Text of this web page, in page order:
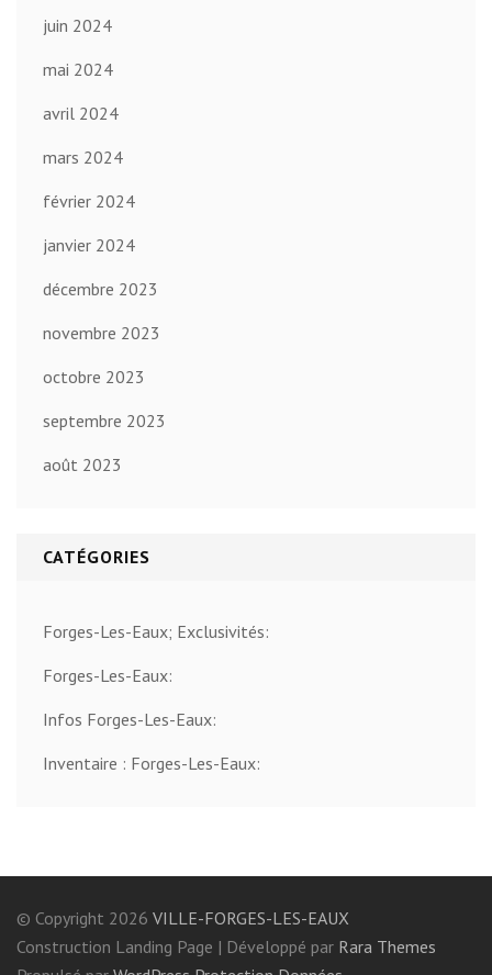
juin 2024
mai 2024
avril 2024
mars 2024
février 2024
janvier 2024
décembre 2023
novembre 2023
octobre 2023
septembre 2023
août 2023
CATÉGORIES
Forges-Les-Eaux; Exclusivités:
Forges-Les-Eaux:
Infos Forges-Les-Eaux:
Inventaire : Forges-Les-Eaux:
© Copyright 2026 VILLE-FORGES-LES-EAUX
Construction Landing Page | Développé par Rara Themes